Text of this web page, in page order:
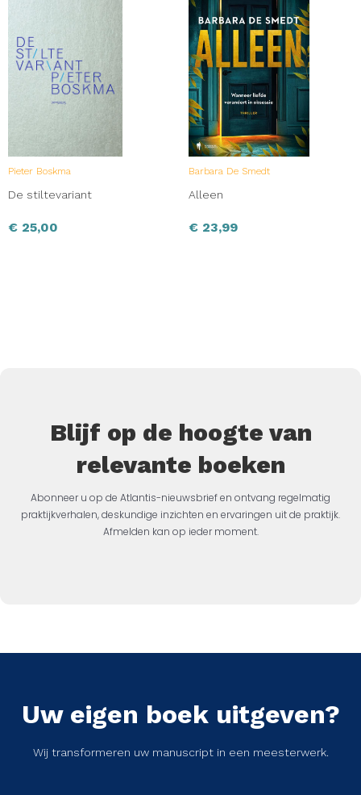
Pieter Boskma
De stiltevariant
€ 25,00
Barbara De Smedt
Alleen
€ 23,99
Blijf op de hoogte van
relevante boeken
Abonneer u op de Atlantis-nieuwsbrief en ontvang regelmatig
praktijkverhalen, deskundige inzichten en ervaringen uit de praktijk.
Afmelden kan op ieder moment.
Uw eigen boek uitgeven?
Wij transformeren uw manuscript in een meesterwerk.